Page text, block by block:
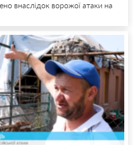
внаслідок ворожої атаки на